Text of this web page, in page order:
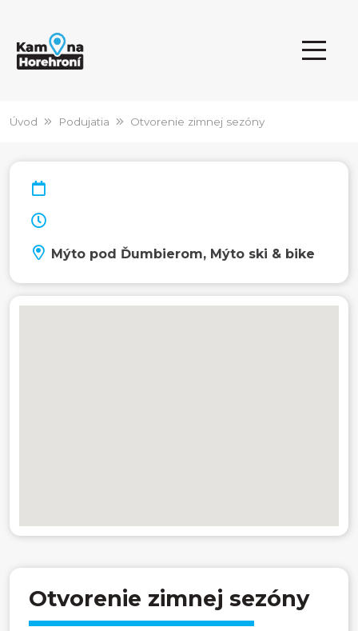
Úvod Podujatia Otvorenie zimnej sezóny
Mýto pod Ďumbierom, Mýto ski & bike
Otvorenie zimnej sezóny